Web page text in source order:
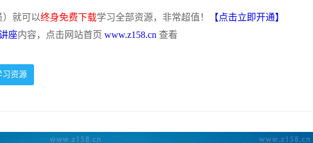
就可以终身免费下载学习全部资源，非常超值！
【点击立即开通】
座内容，点击网站首页 www.z158.cn 查看
习资源